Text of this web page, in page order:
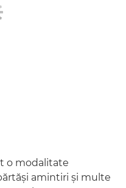
o modalitate
amintiri şi multe